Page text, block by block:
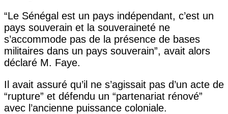
“Le Sénégal est un pays indépendant, c’est un
pays souverain et la souveraineté ne
s’accommode pas de la présence de bases
militaires dans un pays souverain”, avait alors
déclaré M. Faye.
Il avait assuré qu’il ne s’agissait pas d’un acte de
“rupture” et défendu un “partenariat rénové”
avec l’ancienne puissance coloniale.